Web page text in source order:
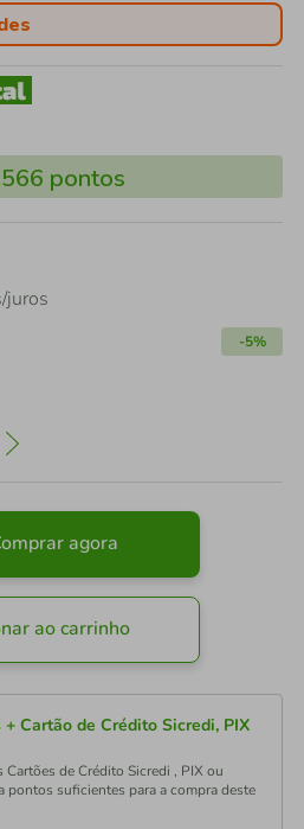
pontos
juros
-5%
agora
ao carrinho
+ Cartão de Crédito Sicredi, PIX
de Crédito Sicredi , PIX ou
pontos suficientes para a compra deste